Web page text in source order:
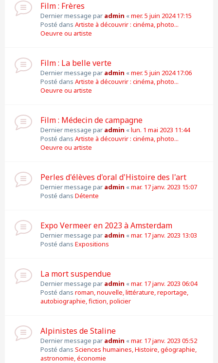
Film : Frères
Dernier message par admin «mer. 5 juin 2024 17:15
Posté dans Artiste à découvrir : cinéma, photo...
Oeuvre ou artiste
Film : La belle verte
Dernier message par admin «mer. 5 juin 2024 17:06
Posté dans Artiste à découvrir : cinéma, photo...
Oeuvre ou artiste
Film : Médecin de campagne
Dernier message par admin «lun. 1 mai 2023 11:44
Posté dans Artiste à découvrir : cinéma, photo...
Oeuvre ou artiste
Perles d'élèves d'oral d'Histoire des l'art
Dernier message par admin «mar. 17 janv. 2023 15:07
Posté dans Détente
Expo Vermeer en 2023 à Amsterdam
Dernier message par admin «mar. 17 janv. 2023 13:03
Posté dans Expositions
La mort suspendue
Dernier message par admin «mar. 17 janv. 2023 06:04
Posté dans roman, nouvelle, littérature, reportage,
autobiographie, fiction, policier
Alpinistes de Staline
Dernier message par admin «mar. 17 janv. 2023 05:52
Posté dans Sciences humaines, Histoire, géographie,
astronomie, économie